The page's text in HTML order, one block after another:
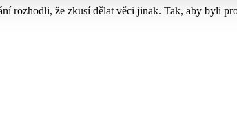
rozhodli, že zkusí dělat věci jinak. Tak, aby byli